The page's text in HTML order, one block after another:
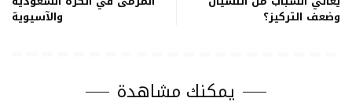
وضعف التركيز؟
والآسيوية
يمكنك مشاهدة